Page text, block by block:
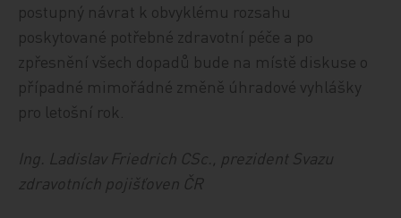
postupný návrat k obvyklému rozsahu
poskytované potřebné zdravotní péče a po
zpřesnění všech dopadů bude na místě diskuse o
případné mimořádné změně úhradové vyhlášky
pro letošní rok.
Ing. Ladislav Friedrich CSc., prezident Svazu
zdravotních pojišťoven ČR